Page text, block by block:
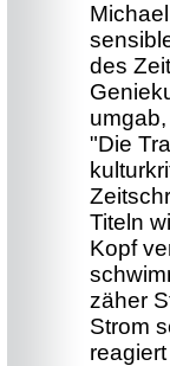
des
"Die
Titeln
Kopf
zäher
Strom